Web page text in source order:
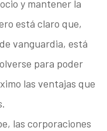
y mantener la
está claro que,
vanguardia, está
para poder
las ventajas que
las corporaciones